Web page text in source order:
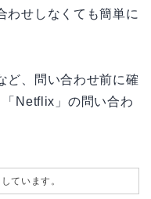
わせしなくても簡単に
ど、問い合わせ前に確
Netflix」の問い合わ
ています。